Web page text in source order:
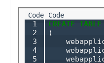
1
2
3
4
5
CREATE TABLE
(